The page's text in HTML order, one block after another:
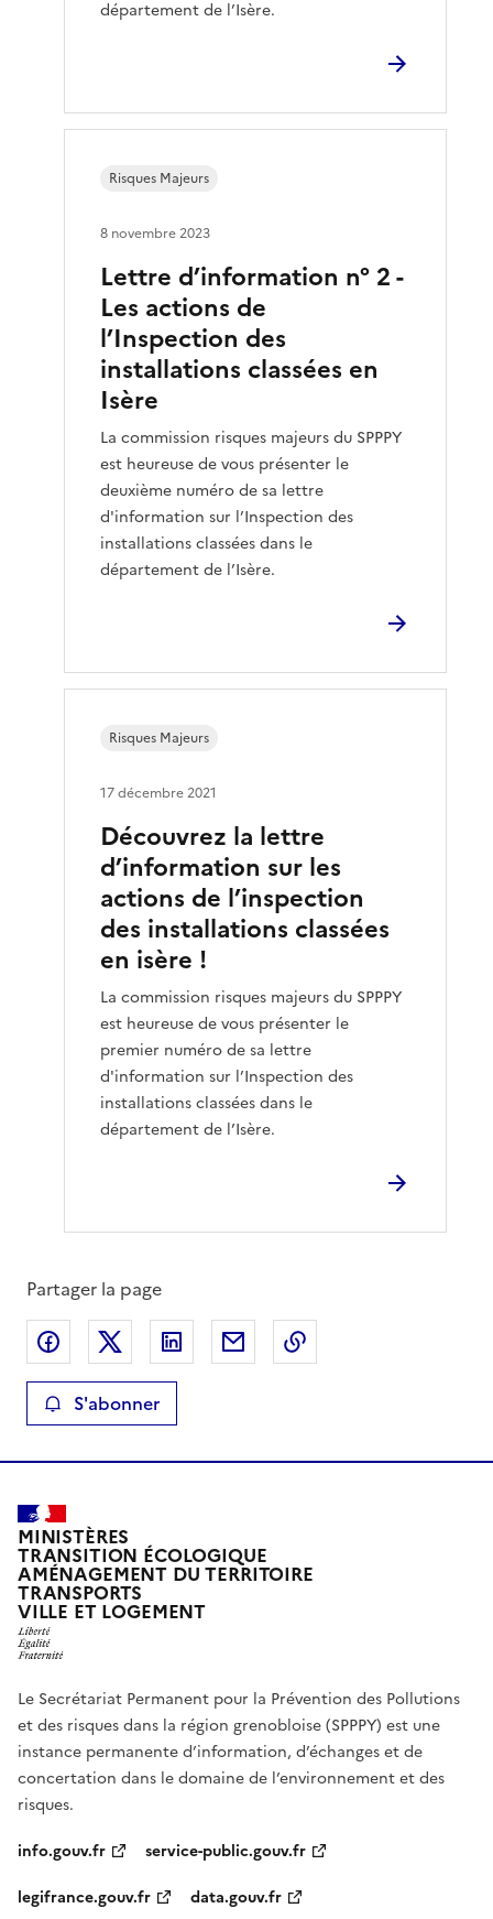
département de l’Isère.
Lettre d’information n° 2 -
Les actions de
l’Inspection des
installations classées en
Isère
La commission risques majeurs du SPPPY
est heureuse de vous présenter le
deuxième numéro de sa lettre
d'information sur l’Inspection des
installations classées dans le
département de l’Isère.
Risques Majeurs
8 novembre 2023
Découvrez la lettre
d’information sur les
actions de l’inspection
des installations classées
en isère !
La commission risques majeurs du SPPPY
est heureuse de vous présenter le
premier numéro de sa lettre
d'information sur l’Inspection des
installations classées dans le
département de l’Isère.
Risques Majeurs
17 décembre 2021
Partager la page
Partager sur Facebook
Partager sur XPartager sur LinkedIn
Partager par email
S'abonner
MINISTÈRES
TRANSITION ÉCOLOGIQUE
AMÉNAGEMENT DU TERRITOIRE
TRANSPORTS
VILLE ET LOGEMENT
Le Secrétariat Permanent pour la Prévention des Pollutions
et des risques dans la région grenobloise (SPPPY) est une
instance permanente d’information, d’échanges et de
concertation dans le domaine de l’environnement et des
risques.
info.gouv.fr
service-public.gouv.fr
legifrance.gouv.fr
data.gouv.fr